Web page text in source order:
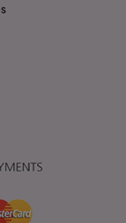
PHP.net